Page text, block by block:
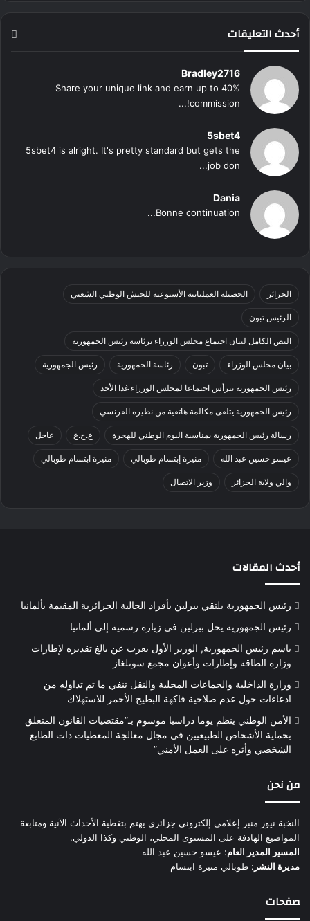
أحدث التعليقات
Bradley2716
Share your unique link and earn up to 40%
commission!...
5sbet4
5sbet4 is alright. It's pretty standard but gets the
job don...
Dania
Bonne continuation...
الجزائر الحصيلة العملياتية الأسبوعية للجيش الوطني الشعبي
الرئيس تبون
النص الكامل لبيان اجتماع مجلس الوزراء برئاسة رئيس الجمهورية
بيان مجلس الوزراء تبون رئاسة الجمهورية رئيس الجمهورية
رئيس الجمهورية يترأس اجتماعا لمجلس الوزراء غدا الأحد
رئيس الجمهورية يتلقى مكالمة هاتفية من نظيره الفرنسي
رسالة رئيس الجمهورية بمناسبة اليوم الوطني للهجرة ع.ح.ع عاجل
عيسو حسين عبد الله منيرة إبتسام طوبالي منيرة ابتسام طوبالي
والي ولاية الجزائر وزير الاتصال
أحدث المقالات
رئيس الجمهورية يلتقي ببرلين بأفراد الجالية الجزائرية المقيمة بألمانيا
رئيس الجمهورية يحل ببرلين في زيارة رسمية إلى ألمانيا
باسم رئيس الجمهورية, الوزير الأول يعرب عن بالغ تقديره لإطارات
وزارة الطاقة وإطارات وأعوان مجمع سونلغاز
وزارة الداخلية والجماعات المحلية والنقل تنفي ما تم تداوله من
ادعاءات حول عدم صلاحية فاكهة البطيخ الأحمر للاستهلاك
الأمن الوطني ينظم يوما دراسيا موسوم بـ”مقتضيات القانون المتعلق
بحماية الأشخاص الطبيعيين في مجال معالجة المعطيات ذات الطابع
الشخصي وأثره على العمل الأمني”
من نحن
النخبة نيوز منبر إعلامي إلكتروني جزائري يهتم بتغطية الأحداث الآنية ومتابعة
المواضيع الهادفة على المستوى المحلي، الوطني وكذا الدولي.
المسير المدير العام: عيسو حسين عبد الله
مديرة النشر : طوبالي منيرة ابتسام
صفحات